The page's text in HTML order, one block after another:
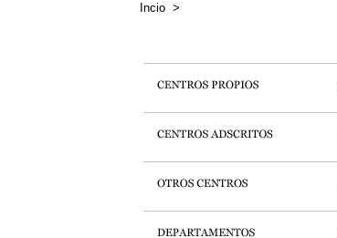
Incio >